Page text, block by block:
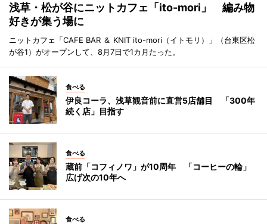
浅草・松が谷にニットカフェ「ito-mori」 編み物
好きが集う場に
ニットカフェ「CAFE BAR ＆ KNIT ito-mori（イトモリ）」（台東区松
が谷1）がオープンして、8月7日で1カ月たった。
食べる
伊良コーラ、浅草観音前に直営5店舗目 「300年
続く店」目指す
食べる
蔵前「コフィノワ」が10周年 「コーヒーの輪」
広げ次の10年へ
食べる